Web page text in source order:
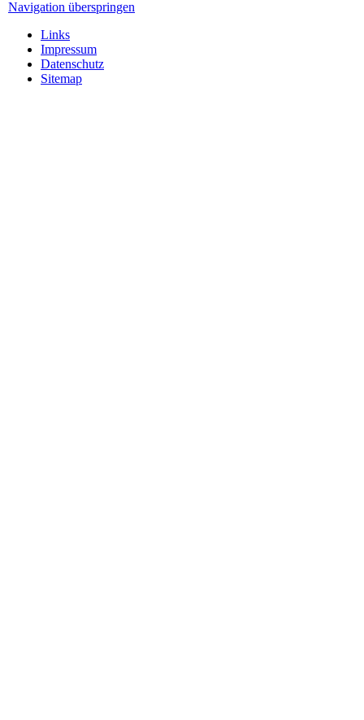
Navigation überspringen
Links
Impressum
Datenschutz
Sitemap